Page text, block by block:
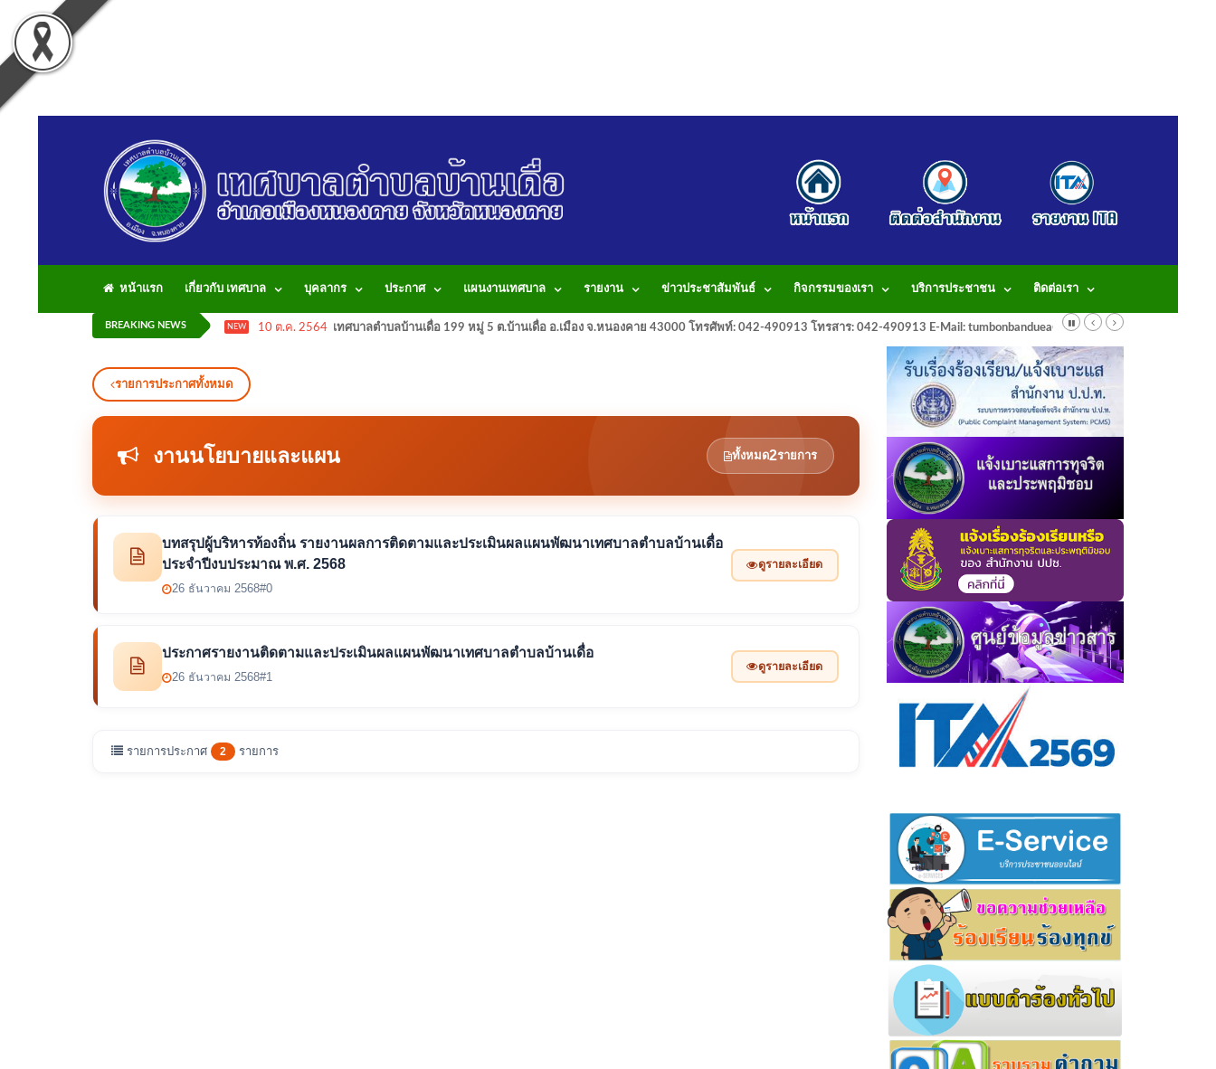
หน้าแรก เกี่ยวกับ เทศบาล บุคลากร ประกาศ แผนงานเทศบาล รายงาน ข่าวประชาสัมพันธ์ กิจกรรมของเรา บริการประชาชน ติดต่อเรา
BREAKING NEWS NEW 10 ต.ค. 2564 เทศบาลตำบลบ้านเดื่อ 199 หมู่ 5 ต.บ้านเดื่อ อ.เมือง จ.หนองคาย 43000 โทรศัพท์: 042-490913 โทรสาร: 042-490913 E-Mail: tumbonbanduea@gmail.com
รายการประกาศทั้งหมด
งานนโยบายและแผน ทั้งหมด2รายการ
บทสรุปผู้บริหารท้องถิ่น รายงานผลการติดตามและประเมินผลแผนพัฒนาเทศบาลตำบลบ้านเดื่อ
ประจําปีงบประมาณ พ.ศ. 2568
26 ธันวาคม 2568#0
ดูรายละเอียด
ประกาศรายงานติดตามและประเมินผลแผนพัฒนาเทศบาลตำบลบ้านเดื่อ
26 ธันวาคม 2568#1
ดูรายละเอียด
รายการประกาศ 2 รายการ